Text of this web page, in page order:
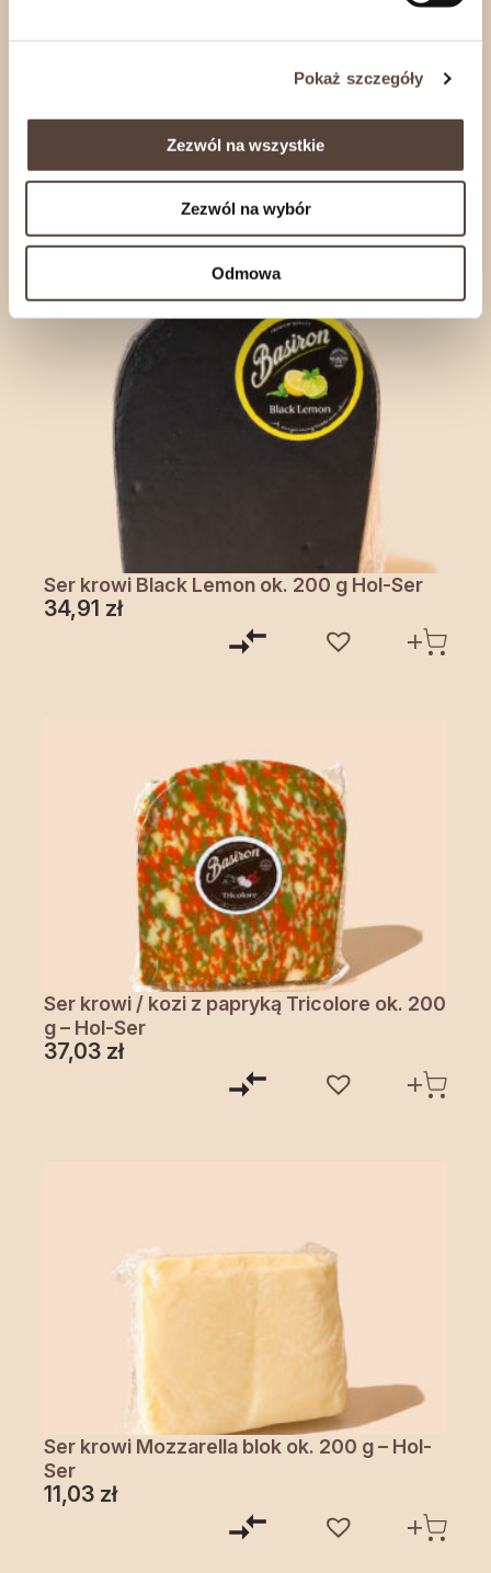
Pokaż szczegóły
Zezwól na wszystkie
Zezwól na wybór
Odmowa
Ser kozi z dodatkiem rozmarynu ok. 200 g
Hol-Ser
27,93zł
Ser krowi Black Lemon ok. 200 g Hol-Ser
34,91 zł
Ser krowi / kozi z papryką Tricolore ok. 200
g – Hol-Ser
37,03 zł
Ser krowi Mozzarella blok ok. 200 g – Hol-
Ser
11,03 zł